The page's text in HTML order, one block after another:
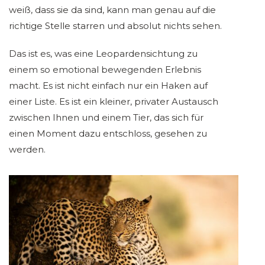
weiß, dass sie da sind, kann man genau auf die
richtige Stelle starren und absolut nichts sehen.
Das ist es, was eine Leopardensichtung zu
einem so emotional bewegenden Erlebnis
macht. Es ist nicht einfach nur ein Haken auf
einer Liste. Es ist ein kleiner, privater Austausch
zwischen Ihnen und einem Tier, das sich für
einen Moment dazu entschloss, gesehen zu
werden.